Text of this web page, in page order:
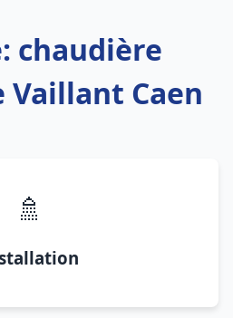
chaudière
Caen
🚿